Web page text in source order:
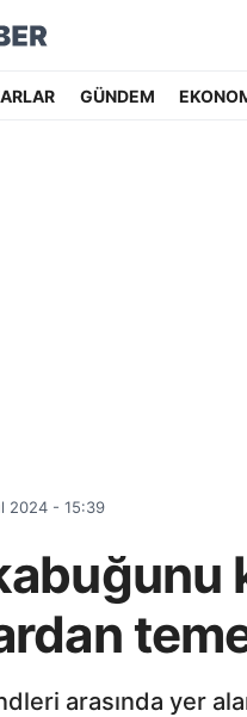
GÜNDEM
2024 - 15:39
arasında yer